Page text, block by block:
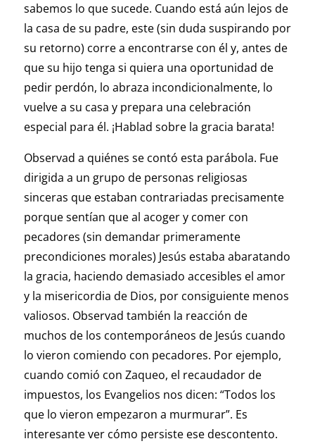
sabemos lo que sucede. Cuando está aún lejos de
la casa de su padre, este (sin duda suspirando por
su retorno) corre a encontrarse con él y, antes de
que su hijo tenga si quiera una oportunidad de
pedir perdón, lo abraza incondicionalmente, lo
vuelve a su casa y prepara una celebración
especial para él. ¡Hablad sobre la gracia barata!
Observad a quiénes se contó esta parábola. Fue
dirigida a un grupo de personas religiosas
sinceras que estaban contrariadas precisamente
porque sentían que al acoger y comer con
pecadores (sin demandar primeramente
precondiciones morales) Jesús estaba abaratando
la gracia, haciendo demasiado accesibles el amor
y la misericordia de Dios, por consiguiente menos
valiosos. Observad también la reacción de
muchos de los contemporáneos de Jesús cuando
lo vieron comiendo con pecadores. Por ejemplo,
cuando comió con Zaqueo, el recaudador de
impuestos, los Evangelios nos dicen: “Todos los
que lo vieron empezaron a murmurar”. Es
interesante ver cómo persiste ese descontento.